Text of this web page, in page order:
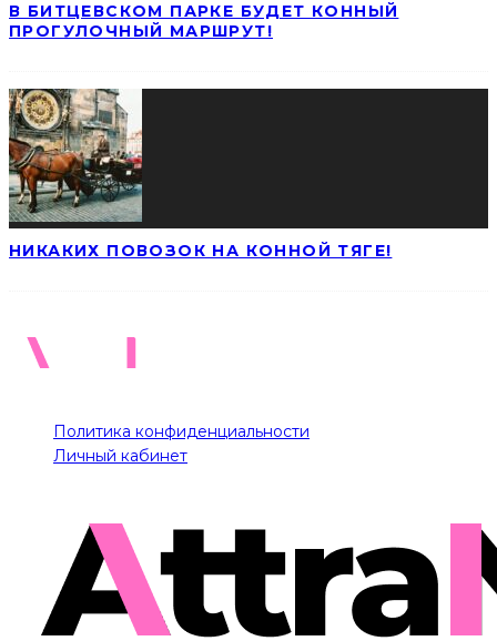
В БИТЦЕВСКОМ ПАРКЕ БУДЕТ КОННЫЙ
ПРОГУЛОЧНЫЙ МАРШРУТ!
НИКАКИХ ПОВОЗОК НА КОННОЙ ТЯГЕ!
Политика конфиденциальности
Личный кабинет